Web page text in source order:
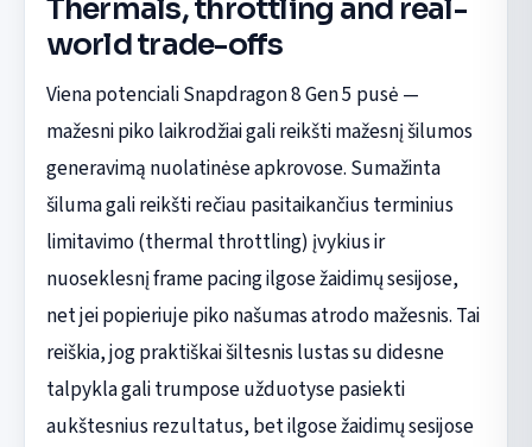
Thermals, throttling and real-
world trade-offs
Viena potenciali Snapdragon 8 Gen 5 pusė —
mažesni piko laikrodžiai gali reikšti mažesnį šilumos
generavimą nuolatinėse apkrovose. Sumažinta
šiluma gali reikšti rečiau pasitaikančius terminius
limitavimo (thermal throttling) įvykius ir
nuoseklesnį frame pacing ilgose žaidimų sesijose,
net jei popieriuje piko našumas atrodo mažesnis. Tai
reiškia, jog praktiškai šiltesnis lustas su didesne
talpykla gali trumpose užduotyse pasiekti
aukštesnius rezultatus, bet ilgose žaidimų sesijose